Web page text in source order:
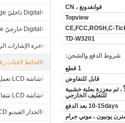
Digital داخليّ Signage
Digital خارجيّ Signage
حرة الإشارات
الحائط لافتات
شاشة LCD تعمل باللمس كشك
شاشة LCD شفافة
الجدار الفيديو LCD
قوانغدونغ ، CN
Topview
CE,FCC,ROSH,C-
TD-W3201
شروط الدفع والشحن:
1 قطع
قابل للتفاوض
، ثم معززة بعلبة خشبية
للتغليف الخارجي
10-15days بعد الدفع
يونيون ، موني جرام